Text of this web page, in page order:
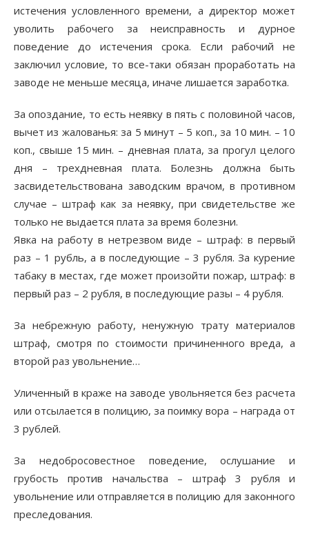
истечения условленного времени, а директор может
уволить рабочего за неисправность и дурное
поведение до истечения срока. Если рабочий не
заключил условие, то все-таки обязан проработать на
заводе не меньше месяца, иначе лишается заработка.
За опоздание, то есть неявку в пять с половиной часов,
вычет из жалованья: за 5 минут – 5 коп., за 10 мин. – 10
коп., свыше 15 мин. – дневная плата, за прогул целого
дня – трехдневная плата. Болезнь должна быть
засвидетельствована заводским врачом, в противном
случае – штраф как за неявку, при свидетельстве же
только не выдается плата за время болезни.
Явка на работу в нетрезвом виде – штраф: в первый
раз – 1 рубль, а в последующие – 3 рубля. За курение
табаку в местах, где может произойти пожар, штраф: в
первый раз – 2 рубля, в последующие разы – 4 рубля.
За небрежную работу, ненужную трату материалов
штраф, смотря по стоимости причиненного вреда, а
второй раз увольнение…
Уличенный в краже на заводе увольняется без расчета
или отсылается в полицию, за поимку вора – награда от
3 рублей.
За недобросовестное поведение, ослушание и
грубость против начальства – штраф 3 рубля и
увольнение или отправляется в полицию для законного
преследования.